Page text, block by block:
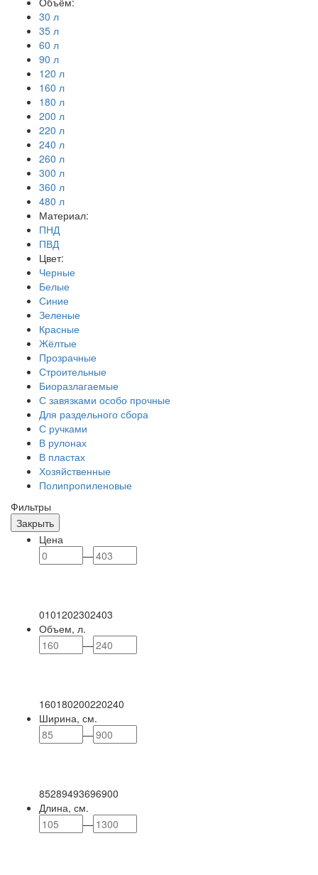
30 л
35 л
60 л
90 л
120 л
160 л
180 л
200 л
220 л
240 л
260 л
300 л
360 л
480 л
Материал:
ПНД
ПВД
Цвет:
Черные
Белые
Синие
Зеленые
Красные
Жёлтые
Прозрачные
Строительные
Биоразлагаемые
С завязками особо прочные
Для раздельного сбора
С ручками
В рулонах
В пластах
Хозяйственные
Полипропиленовые
Фильтры
Закрыть
Цена
—
0101202302403
Объем, л.
—
160180200220240
Ширина, см.
—
85289493696900
Длина, см.
—